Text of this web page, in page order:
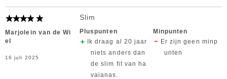
Marjolein van de Wi
el
16 juli 2025
Slim
Pluspunten
Ik draag al 20 jaar
niets anders dan
de slim fit van ha
vaianas.
Minpunten
Er zijn geen minp
unten